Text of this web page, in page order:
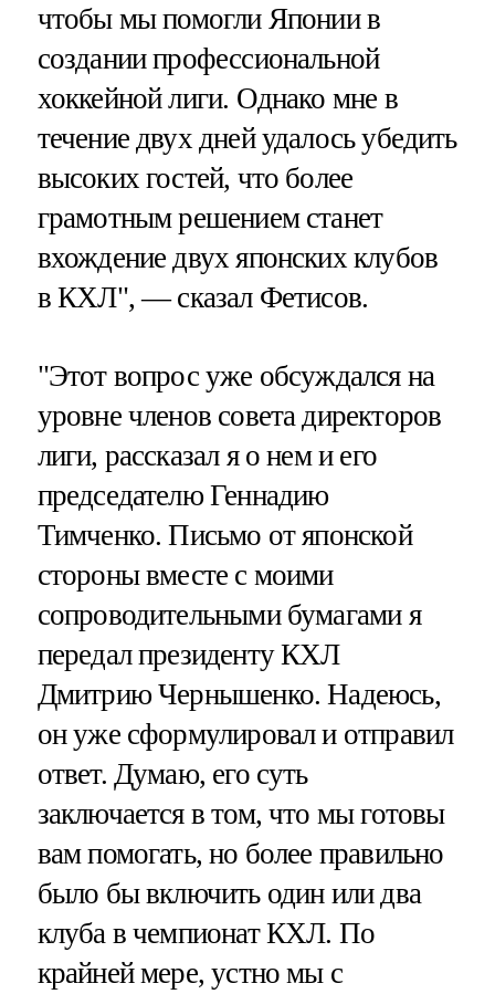
чтобы мы помогли Японии в
создании профессиональной
хоккейной лиги. Однако мне в
течение двух дней удалось убедить
высоких гостей, что более
грамотным решением станет
вхождение двух японских клубов
в КХЛ", — сказал Фетисов.
"Этот вопрос уже обсуждался на
уровне членов совета директоров
лиги, рассказал я о нем и его
председателю Геннадию
Тимченко. Письмо от японской
стороны вместе с моими
сопроводительными бумагами я
передал президенту КХЛ
Дмитрию Чернышенко. Надеюсь,
он уже сформулировал и отправил
ответ. Думаю, его суть
заключается в том, что мы готовы
вам помогать, но более правильно
было бы включить один или два
клуба в чемпионат КХЛ. По
крайней мере, устно мы с